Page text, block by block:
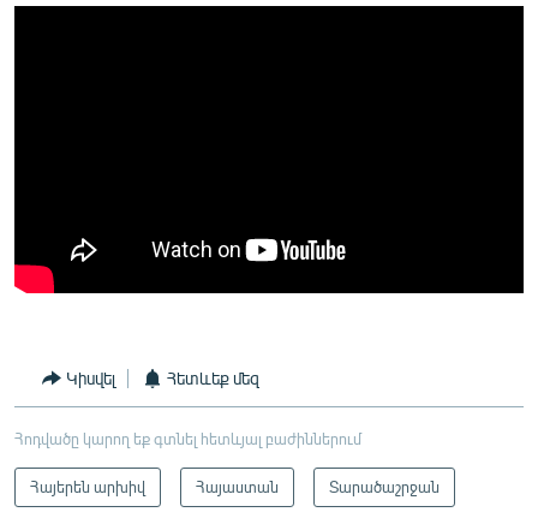
Կիսվել Հետևեք մեզ
Հոդվածը կարող եք գտնել հետևյալ բաժիններում
Հայերեն արխիվ Հայաստան Տարածաշրջան